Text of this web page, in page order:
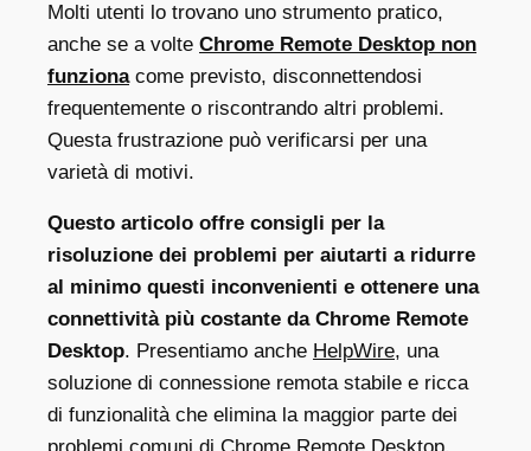
Molti utenti lo trovano uno strumento pratico,
anche se a volte Chrome Remote Desktop non
funzionacome previsto, disconnettendosi
frequentemente o riscontrando altri problemi.
Questa frustrazione può verificarsi per una
varietà di motivi.
Questo articolo offre consigli per la
risoluzione dei problemi per aiutarti a ridurre
al minimo questi inconvenienti e ottenere una
connettività più costante da Chrome Remote
Desktop. Presentiamo anche HelpWire, una
soluzione di connessione remota stabile e ricca
di funzionalità che elimina la maggior parte dei